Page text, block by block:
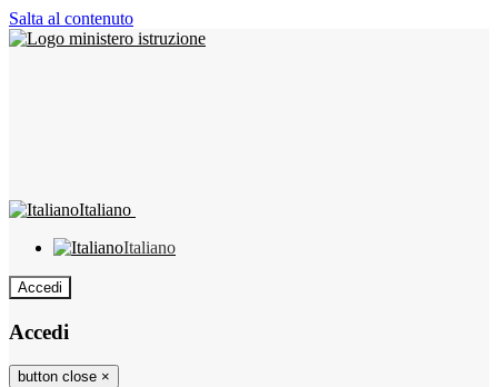
Salta al contenuto
Italiano
Italiano
Accedi
Accedi
button close ×